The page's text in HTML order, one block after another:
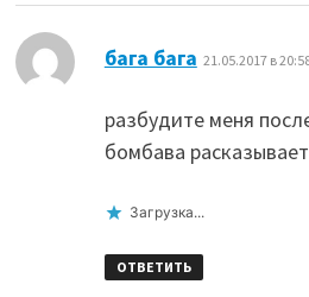
бага бага 21.05.2017 в
разбудите меня
бомбава расказывает
Загрузка...
ОТВЕТИТЬ